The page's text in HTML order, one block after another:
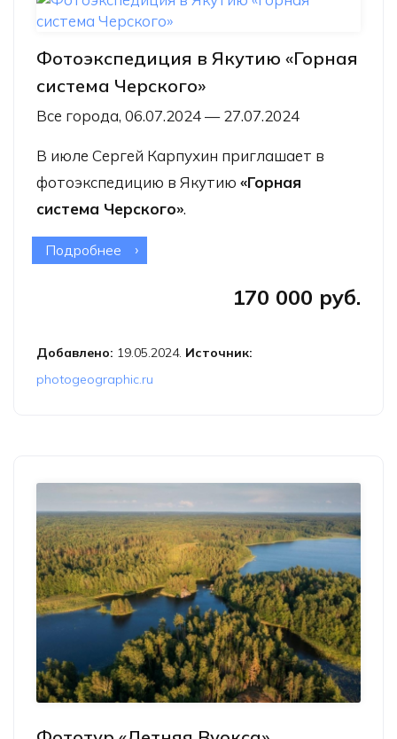
Фотоэкспедиция в Якутию «Горная
система Черского»
Все города, 06.07.2024 — 27.07.2024
В июле Сергей Карпухин приглашает в
фотоэкспедицию в Якутию «Горная
система Черского».
Подробнее о Фотоэкспедиция в Якутию «Горная
170 000 руб.
Добавлено: 19.05.2024. Источник:
photogeographic.ru